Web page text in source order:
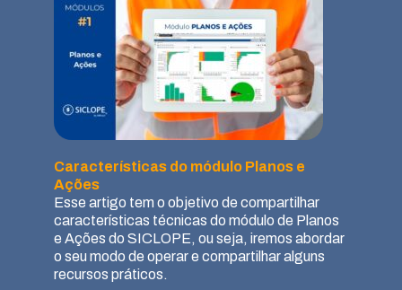
Características do módulo Planos e
Ações
Esse artigo tem o objetivo de compartilhar
características técnicas do módulo de Planos
e Ações do SICLOPE, ou seja, iremos abordar
o seu modo de operar e compartilhar alguns
recursos práticos.